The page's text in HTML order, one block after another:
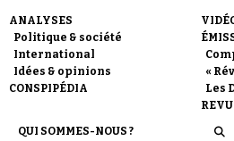
ANALYSES
Politique & société
International
Idées & opinions
CONSPIPÉDIA
«
Les
QUI SOMMES-NOUS ?